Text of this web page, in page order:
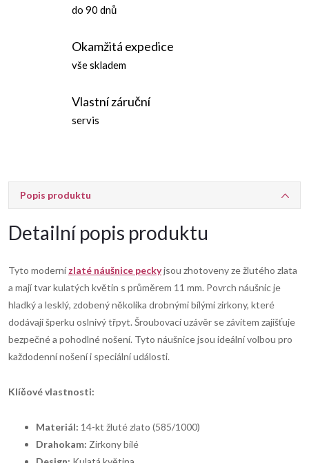
do 90 dnů
Okamžitá expedice
vše skladem
Vlastní záruční
servis
Popis produktu
Detailní popis produktu
Tyto modernízlaté náušnice peckyjsou zhotoveny ze žlutého zlata
a mají tvar kulatých květin s průměrem 11 mm. Povrch náušnic je
hladký a lesklý, zdobený několika drobnými bílými zirkony, které
dodávají šperku oslnivý třpyt. Šroubovací uzávěr se závitem zajišťuje
bezpečné a pohodlné nošení. Tyto náušnice jsou ideální volbou pro
každodenní nošení i speciální události.
Klíčové vlastnosti:
Materiál: 14-kt žluté zlato (585/1000)
Drahokam: Zirkony bílé